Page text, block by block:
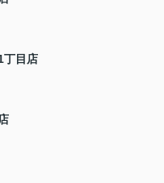
丁目店